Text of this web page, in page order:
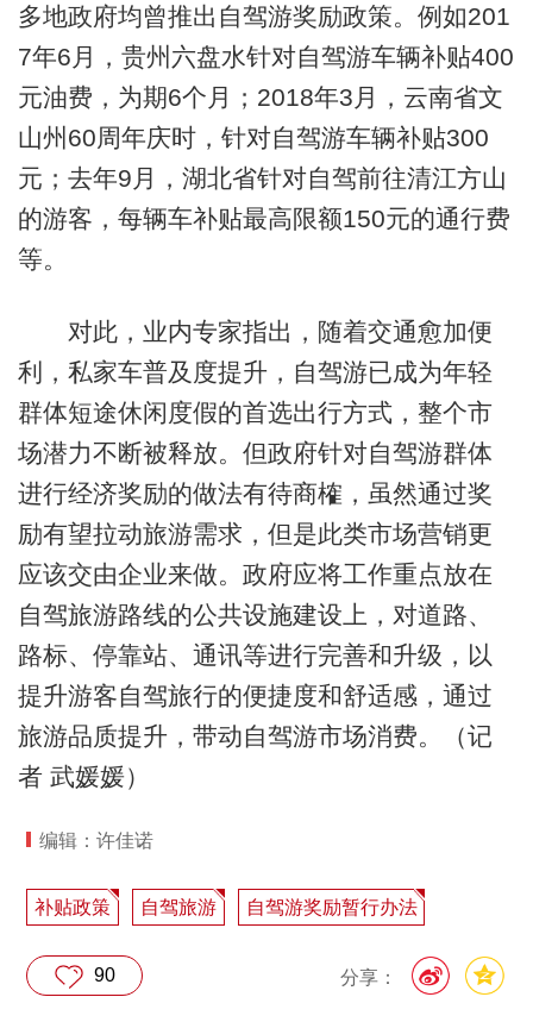
多地政府均曾推出自驾游奖励政策。例如201
7年6月，贵州六盘水针对自驾游车辆补贴400
元油费，为期6个月；2018年3月，云南省文
山州60周年庆时，针对自驾游车辆补贴300
元；去年9月，湖北省针对自驾前往清江方山
的游客，每辆车补贴最高限额150元的通行费
等。
对此，业内专家指出，随着交通愈加便
利，私家车普及度提升，自驾游已成为年轻
群体短途休闲度假的首选出行方式，整个市
场潜力不断被释放。但政府针对自驾游群体
进行经济奖励的做法有待商榷，虽然通过奖
励有望拉动旅游需求，但是此类市场营销更
应该交由企业来做。政府应将工作重点放在
自驾旅游路线的公共设施建设上，对道路、
路标、停靠站、通讯等进行完善和升级，以
提升游客自驾旅行的便捷度和舒适感，通过
旅游品质提升，带动自驾游市场消费。（记
者 武媛媛）
编辑：许佳诺
补贴政策 自驾旅游 自驾游奖励暂行办法
分享：
90